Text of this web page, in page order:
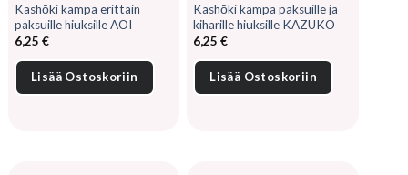
Kashōki kampa erittäin
paksuille hiuksille AOI
6,25 €
Lisää Ostoskoriin
Kashōki kampa paksuille ja
kiharille hiuksille KAZUKO
6,25€
Lisää Ostoskoriin